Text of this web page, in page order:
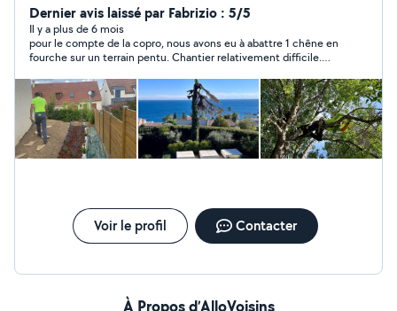
vos projets d'espaces verts
Dernier avis laissé par Fabrizio : 5/5
Il y a plus de 6 mois
pour le compte de la copro, nous avons eu à abattre 1 chêne en
fourche sur un terrain pentu. Chantier relativement difficile.
Voir le profil Contacter
À Propos d’AlloVoisins